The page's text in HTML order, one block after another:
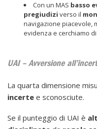
Con un MAS basso
pregiudizi verso il
navigazione piacevole,
evidenza e cerchiamo
UAI – Avversione
La quarta dimensione
incerte e sconosciute.
Se il punteggio di UAI è